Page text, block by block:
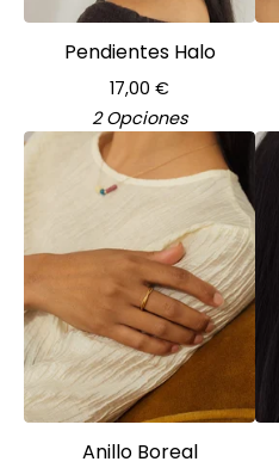
Pendientes Halo
17,00 €
2 Opciones
Anillo Boreal